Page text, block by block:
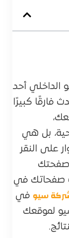
الداخلي أحد
فارقًا كبيرًا
بل هي
على النقر
صفحاتك في
سيو في
لموقعك